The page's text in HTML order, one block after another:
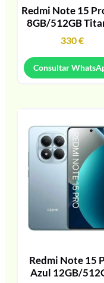
Redmi Note 15
8GB/512GB
330€
Consultar
Redmi Note 15
Azul 12GB/